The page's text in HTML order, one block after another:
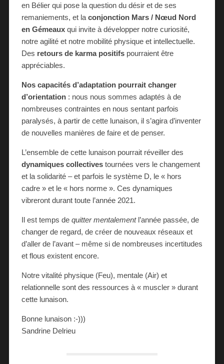
en Bélier qui pose la question du désir et de ses
remaniements, et la conjonction Mars / Nœud Nord
en Gémeauxqui invite à développer notre curiosité,
notre agilité et notre mobilité physique et intellectuelle.
Des retours de karma positifspourraient être
appréciables.
Nos capacités d’adaptation pourrait changer
d’orientation: nous nous sommes adaptés à de
nombreuses contraintes en nous sentant parfois
paralysés, à partir de cette lunaison, il s’agira d’inventer
de nouvelles manières de faire et de penser.
L’ensemble de cette lunaison pourrait réveiller des
dynamiques collectivestournées vers le changement
et la solidarité – et parfois le système D, le « hors
cadre » et le « hors norme ». Ces dynamiques
vibreront durant toute l’année 2021.
Il est temps de quitter mentalement l’année passée, de
changer de regard, de créer de nouveaux réseaux et
d’aller de l’avant – même si de nombreuses incertitudes
et flous existent encore.
Notre vitalité physique (Feu), mentale (Air) et
relationnelle sont des ressources à « muscler » durant
cette lunaison.
Bonne lunaison :-)))
Sandrine Delrieu